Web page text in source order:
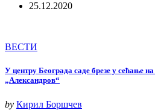
25.12.2020
ВЕСТИ
У центру Београда саде брезе у сећање
„Александров“
by Кирил Боршчев